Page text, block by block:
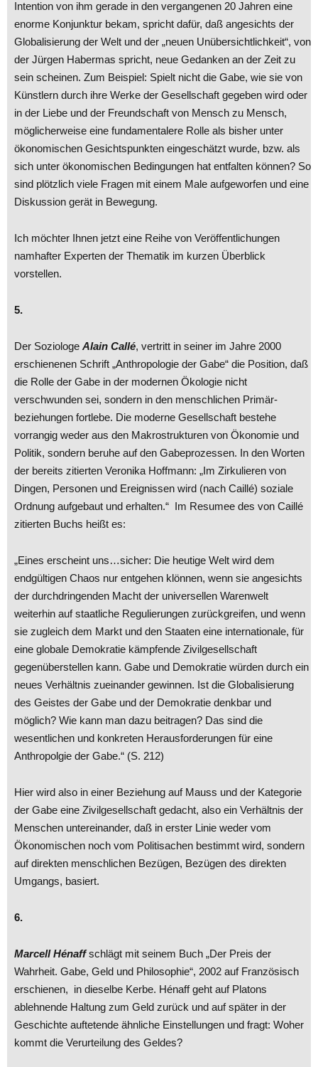
Intention von ihm gerade in den vergangenen 20 Jahren eine
enorme Konjunktur bekam, spricht dafür, daß angesichts der
Globalisierung der Welt und der „neuen Unübersichtlichkeit“, von
der Jürgen Habermas spricht, neue Gedanken an der Zeit zu
sein scheinen. Zum Beispiel: Spielt nicht die Gabe, wie sie von
Künstlern durch ihre Werke der Gesellschaft gegeben wird oder
in der Liebe und der Freundschaft von Mensch zu Mensch,
möglicherweise eine fundamentalere Rolle als bisher unter
ökonomischen Gesichtspunkten eingeschätzt wurde, bzw. als
sich unter ökonomischen Bedingungen hat entfalten können? So
sind plötzlich viele Fragen mit einem Male aufgeworfen und eine
Diskussion gerät in Bewegung.
Ich möchter Ihnen jetzt eine Reihe von Veröffentlichungen
namhafter Experten der Thematik im kurzen Überblick
vorstellen.
5.
Der Soziologe Alain Callé, vertritt in seiner im Jahre 2000
erschienenen Schrift „Anthropologie der Gabe“ die Position, daß
die Rolle der Gabe in der modernen Ökologie nicht
verschwunden sei, sondern in den menschlichen Primär-
beziehungen fortlebe. Die moderne Gesellschaft bestehe
vorrangig weder aus den Makrostrukturen von Ökonomie und
Politik, sondern beruhe auf den Gabeprozessen. In den Worten
der bereits zitierten Veronika Hoffmann: „Im Zirkulieren von
Dingen, Personen und Ereignissen wird (nach Caillé) soziale
Ordnung aufgebaut und erhalten.“ Im Resumee des von Caillé
zitierten Buchs heißt es:
„Eines erscheint uns…sicher: Die heutige Welt wird dem
endgültigen Chaos nur entgehen klönnen, wenn sie angesichts
der durchdringenden Macht der universellen Warenwelt
weiterhin auf staatliche Regulierungen zurückgreifen, und wenn
sie zugleich dem Markt und den Staaten eine internationale, für
eine globale Demokratie kämpfende Zivilgesellschaft
gegenüberstellen kann. Gabe und Demokratie würden durch ein
neues Verhältnis zueinander gewinnen. Ist die Globalisierung
des Geistes der Gabe und der Demokratie denkbar und
möglich? Wie kann man dazu beitragen? Das sind die
wesentlichen und konkreten Herausforderungen für eine
Anthropolgie der Gabe.“ (S. 212)
Hier wird also in einer Beziehung auf Mauss und der Kategorie
der Gabe eine Zivilgesellschaft gedacht, also ein Verhältnis der
Menschen untereinander, daß in erster Linie weder vom
Ökonomischen noch vom Politisachen bestimmt wird, sondern
auf direkten menschlichen Bezügen, Bezügen des direkten
Umgangs, basiert.
6.
Marcell Hénaffschlägt mit seinem Buch „Der Preis der
Wahrheit. Gabe, Geld und Philosophie“, 2002 auf Französisch
erschienen, in dieselbe Kerbe. Hénaff geht auf Platons
ablehnende Haltung zum Geld zurück und auf später in der
Geschichte auftetende ähnliche Einstellungen und fragt: Woher
kommt die Verurteilung des Geldes?